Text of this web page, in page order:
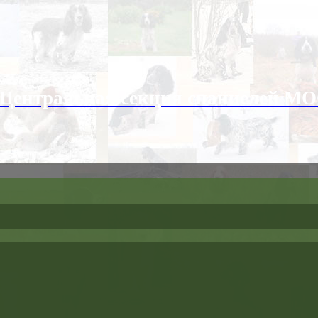
секция спаниелей